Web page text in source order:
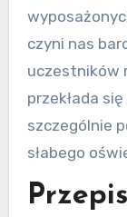
czyni nas
uczestników
przekłada
szczególnie
słabego